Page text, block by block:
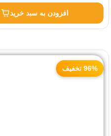
افزودن به سبد خرید
96% تخفیف